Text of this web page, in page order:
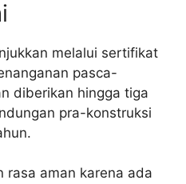
melalui sertifikat
pasca-
diberikan hingga tiga
pra-konstruksi
rasa aman karena ada